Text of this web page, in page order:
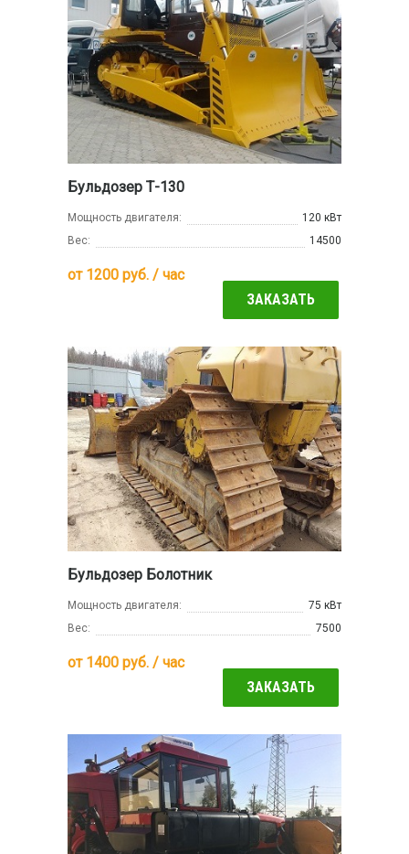
Бульдозер Т-130
Мощность двигателя:
120 кВт
Вес:
14500
от 1200 руб. / час
ЗАКАЗАТЬ
Бульдозер Болотник
Мощность двигателя:
75 кВт
Вес:
7500
от 1400 руб. / час
ЗАКАЗАТЬ